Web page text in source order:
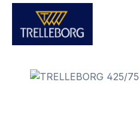
Bildergalerie überspringen